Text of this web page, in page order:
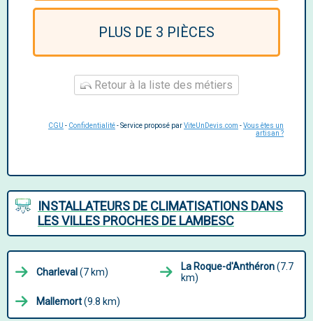
PLUS DE 3 PIÈCES
Retour à la liste des métiers
CGU - Confidentialité- Service proposé parViteUnDevis.com -Vous êtes un
artisan ?
INSTALLATEURS DE CLIMATISATIONS DANS
LES VILLES PROCHES DE LAMBESC
Charleval (7 km) La Roque-d'Anthéron(7.7
km)
Mallemort(9.8 km)